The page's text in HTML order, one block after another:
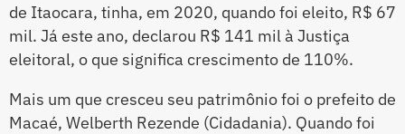
de Itaocara, tinha, em 2020, quando foi eleito, R$ 67
mil. Já este ano, declarou R$ 141 mil à Justiça
eleitoral, o que significa crescimento de 110%.
Mais um que cresceu seu patrimônio foi o prefeito de
Macaé, Welberth Rezende (Cidadania). Quando foi